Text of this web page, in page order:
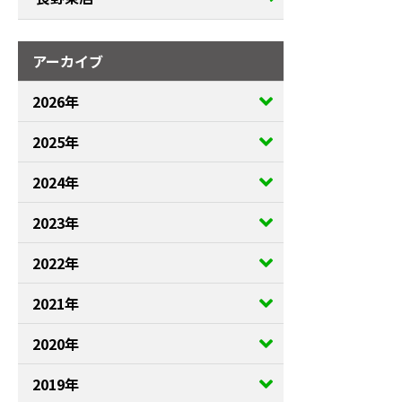
アーカイブ
2026年
2025年
2024年
2023年
2022年
2021年
2020年
2019年